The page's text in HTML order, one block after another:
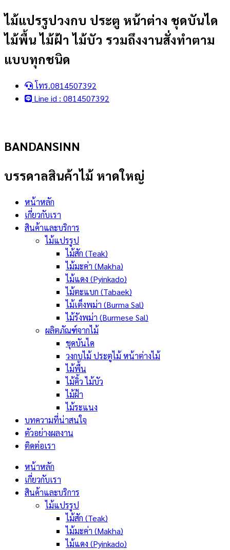
Skip
content
ไม้แปรรูปวงกบ ประตู หน้าต่าง ชุดบันได
ไม้พื้น ไม้ฝ้า ไม้บัว รวมถึงงานสั่งทำตาม
แบบทุกชนิด
โทร.0814507392
Line id : 0814507392
BANDANSINN
บรรดาลสินค้าไม้ หาดใหญ่
หน้าหลัก
เกี่ยวกับเรา
สินค้าและบริการ
ไม้แปรรูป
ไม้สัก (Teak)
ไม้มะค่า (Makha)
ไม้แดง (Pyinkado)
ไม้ตะแบก (Tabaek)
ไม้เต็งพม่า (Burma Sal)
ไม้รังพม่า (Burmese Sal)
ผลิตภัณฑ์จากไม้
ชุดบันได
วงกบไม้ ประตูไม้ หน้าต่างไม้
ไม้พื้น
ไม้คิ้ว ไม้บัว
ไม้ฝ้า
ไม้ระแนง
บทความที่น่าสนใจ
ตัวอย่างผลงาน
ติดต่อเรา
หน้าหลัก
เกี่ยวกับเรา
สินค้าและบริการ
ไม้แปรรูป
ไม้สัก (Teak)
ไม้มะค่า (Makha)
ไม้แดง (Pyinkado)